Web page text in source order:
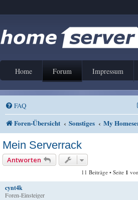
Home Forum Impressum
FAQ
Foren-Übersicht Sonstiges My
Mein Serverrack
Antworten
11 Beiträge • Seite 1 von
cynt4k
Foren-Einsteiger